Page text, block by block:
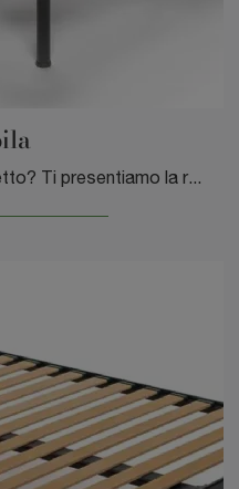
Vuoi ridefinire la camera da letto? Ti presentiamo la rete letto elettriche Stabila di DEM armonie del sonno.